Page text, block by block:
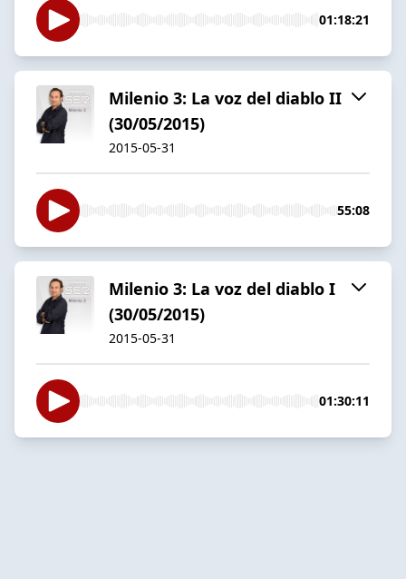
01:18:21
Milenio 3: La voz del diablo II
(30/05/2015)
2015-05-31
55:08
Milenio 3: La voz del diablo I
(30/05/2015)
2015-05-31
01:30:11